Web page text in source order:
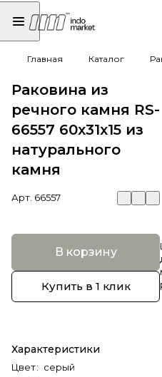
Главная Каталог
Раковина из
речного камня RS-
66557 60х31х15 из
натурального
камня
Арт. 66557
В корзину
Купить в 1 клик
Характеристики
Цвет: серый